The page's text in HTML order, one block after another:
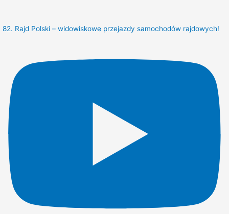
82. Rajd Polski – widowiskowe przejazdy samochodów rajdowych!